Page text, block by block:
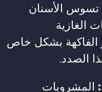
تسوس الأسنان
الغازية
الفاكهة بشكل خاص
الصدد.
المشروبات